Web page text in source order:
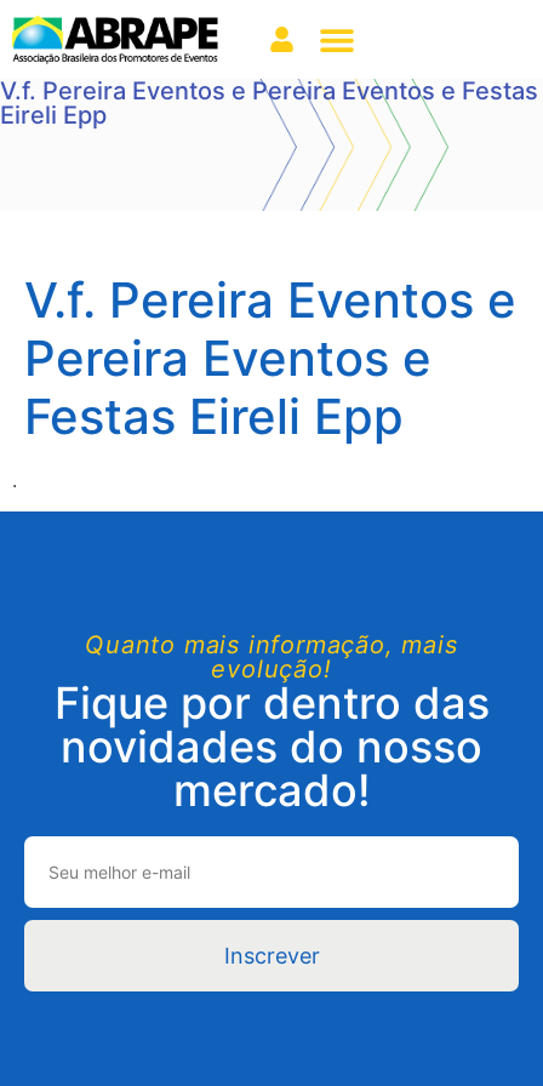
V.f. Pereira Eventos e Pereira Eventos e Festas
Eireli Epp
V.f. Pereira Eventos e
Pereira Eventos e
Festas Eireli Epp
.
Quanto mais informação, mais
evolução!
Fique por dentro das
novidades do nosso
mercado!
Inscrever